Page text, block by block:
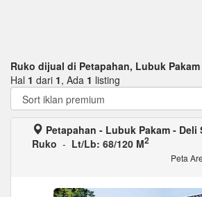
Ruko dijual di Petapahan, Lubuk Pakam
Hal 1 dari 1, Ada 1 listing
Petapahan - Lubuk Pakam - Deli
Ruko - Lt/Lb: 68/120 M2
Peta